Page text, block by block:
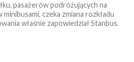
pasażerów podróżujących na
czeka zmiana rozkładu
właśnie zapowiedział Stanbus.